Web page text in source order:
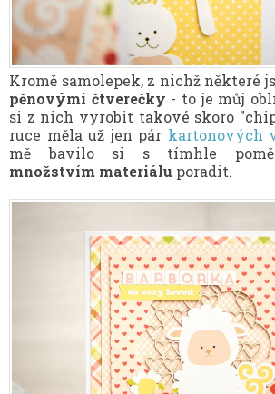
Kromě samolepek, z nichž některé
pěnovými čtverečky - to je můj
si z nich vyrobit takové skoro
ruce měla už jen pár kartonových
mě bavilo si s tímhle
množstvím materiálu poradit.